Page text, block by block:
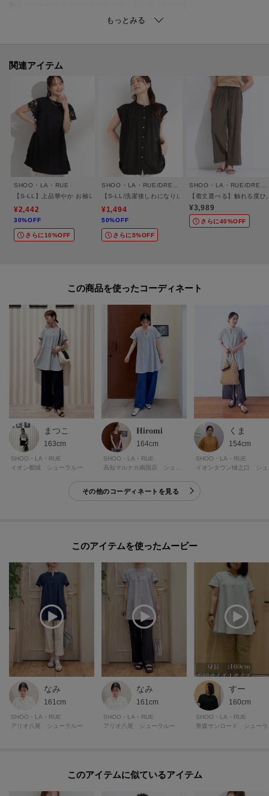
シンプルになりがちな夏のワンツーコーデでも映えるアイテムです。
【スタイリング】
Aラインシルエットで長すぎず短すぎない着丈なので、ボトムはパンツがおす
スキニーやテーパードパンツなら夏の通勤着としても。
デニムやワイドパンツなら旅行などのお出かけ着にぴったりです。
【お客様からいただいたコメント】
・サラッとして肌に張り付かず、とても気に入りました。
普段パンツスタイルが多いので、とても合わせやすかったです。
(身長:159㎝ 体型:ふっくら ブルーのLサイズ購入)
・サッカー生地なのでゆったり着たいと思いLにしました！
大きめですが着心地見た目も涼しくて私には良かったです！
スッキリ着たい人ならMで良いかも！
凹凸で肌に触れる面が少なく、さらっとしたタッチで、
見た目にも着ても涼やかなシャツ素材を使用しています。
触れた瞬間ひんやりする接触冷感機能付き。
※照明の関係により、実際よりも色味が違って見える場合があります。ま
た、パソコン・スマートフォンなどの環境により、若干製品と画像のカラー
が異なる場合もございます。
ーーーーーーーーーーーーーーーーーーーーーーーーーーーー
■気になるアイテムは『お気に入り登録』がおすすめです！■
＜お気に入り登録とは？＞
オンラインサイトの各アイテムにある「ハートマーク」を
POINT.1
再入荷通知や、値下げ情報・在庫状況をメルマガにてお知らせ。
POINT.2
マイページでお気に入り一覧をチェックでき、
自分だけのお買い物リストがつくれる！
ーーーーーーーーーーーーーーーーーーーーーーーーーーーー
モデル情報：身長165cm B82 W60 H88 着用サイズ：02（M）
関連アイテム
SHOO・LA・RUE
【S-LL】上品華やか お袖レースチュニックトップス
¥2,442
30%OFF
さらに10%OFF
【S-LL/洗濯後しわになりにくい】上品にきれい見え ス
¥1,494
50%OFF
さらに5%OFF
【着丈選べる】触れる度
¥3,989
さらに40%OFF
この商品を使った
まつこ
163cm
SHOO・LA・RUE
イオン都城 シューラルー
𝐇𝐢𝐫𝐨𝐦𝐢
164cm
SHOO・LA・RUE
高知マルナカ南国店 シューラルー
くま
154cm
SHOO・LA・RUE
その他のコーディネートを見る
このアイテムを使ったムービー
なみ
161cm
SHOO・LA・RUE
アリオ八尾 シューラルー
なみ
161cm
SHOO・LA・RUE
アリオ八尾 シューラルー
すー
160cm
SHOO・LA・RUE
青
このアイテムに似ているアイテム